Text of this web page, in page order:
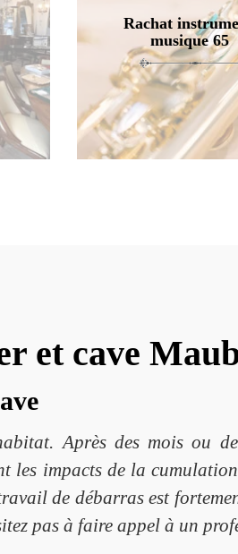
Rachat
musique 65
et cave
Après des mois ou
les impacts de la
de débarras est
pas à faire appel à un